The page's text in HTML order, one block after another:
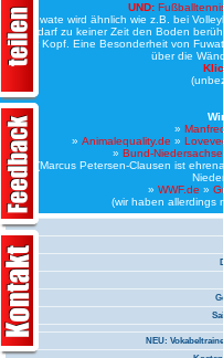
UND:
Bei Fuwate wird ähnlich wie z.B. bei
Ball darf zu keiner Zeit den Boden
oder Kopf. Eine Besonderheit von
über die
»
» Animalequality.de »
» Bund-
(Marcus Petersen-Clausen ist
» WWF.de »
(wir haben allerdings
NEU: